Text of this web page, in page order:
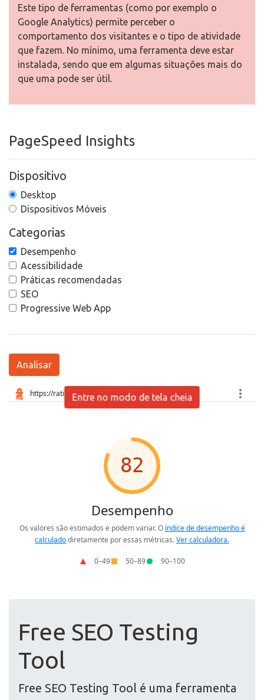
Este tipo de ferramentas (como por exemplo o
Google Analytics) permite perceber o
comportamento dos visitantes e o tipo de atividade
que fazem. No mínimo, uma ferramenta deve estar
instalada, sendo que em algumas situações mais do
que uma pode ser útil.
PageSpeed Insights
Dispositivo
Desktop
Dispositivos Móveis
Categorias
Desempenho
Acessibilidade
Práticas recomendadas
SEO
Progressive Web App
Analisar
Entre no modo de tela cheia
Free SEO Testing
Tool
Free SEO Testing Tool é uma ferramenta